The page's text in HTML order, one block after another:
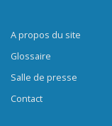
A propos du site
Glossaire
Salle de presse
Contact